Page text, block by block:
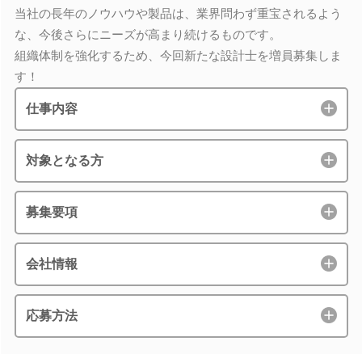
当社の長年のノウハウや製品は、業界問わず重宝されるよう
な、今後さらにニーズが高まり続けるものです。
組織体制を強化するため、今回新たな設計士を増員募集しま
す！
仕事内容
対象となる方
募集要項
会社情報
応募方法